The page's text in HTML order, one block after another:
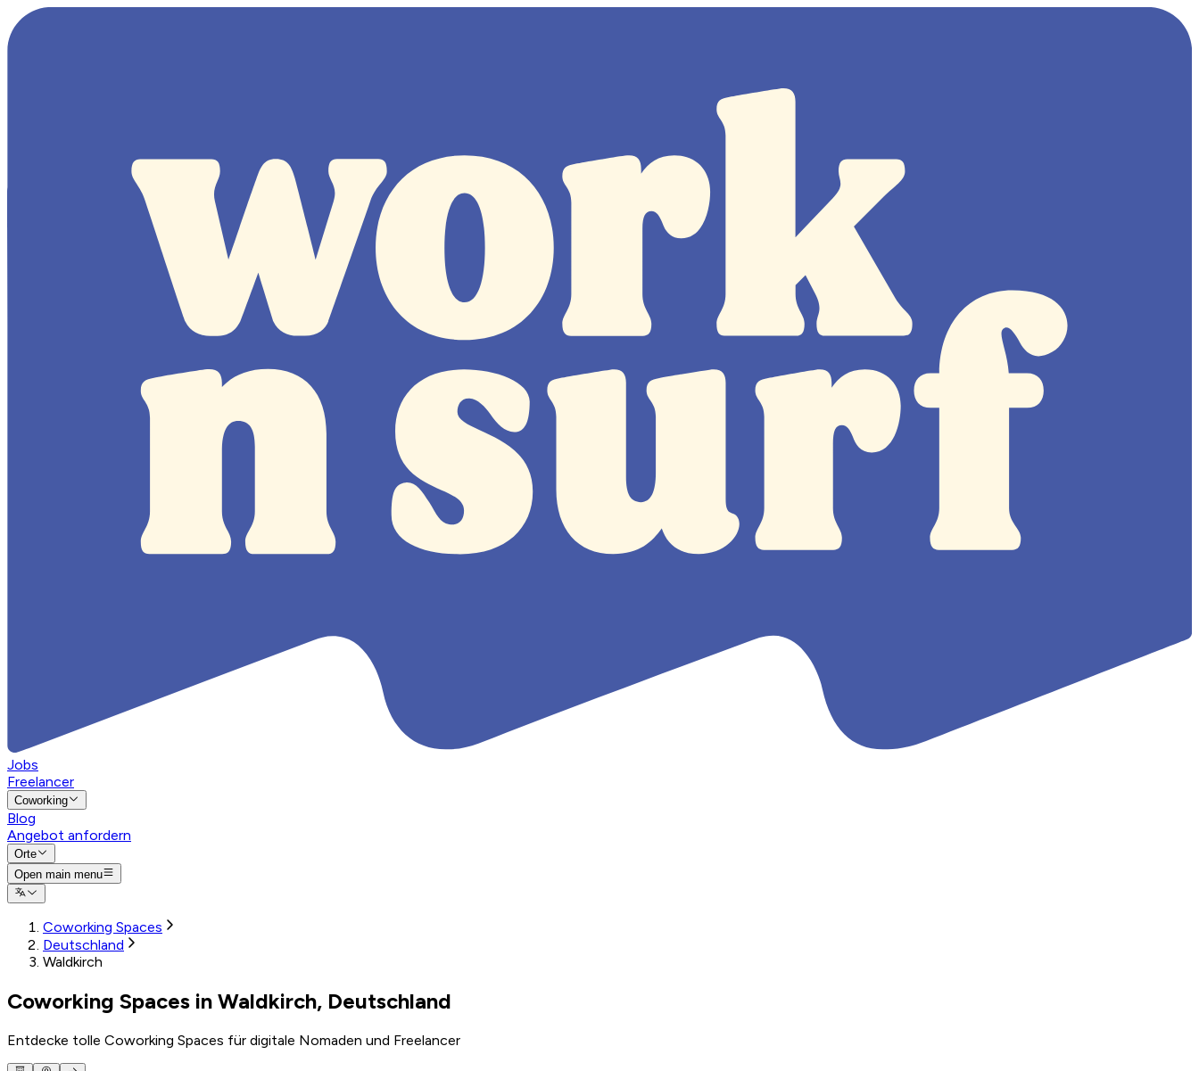
Jobs
Freelancer
Coworking
Blog
Angebot anfordern
Orte
Open main menu
Coworking Spaces
Deutschland
Waldkirch
Coworking Spaces in Waldkirch, Deutschland
Entdecke tolle Coworking Spaces für digitale Nomaden und Freelancer